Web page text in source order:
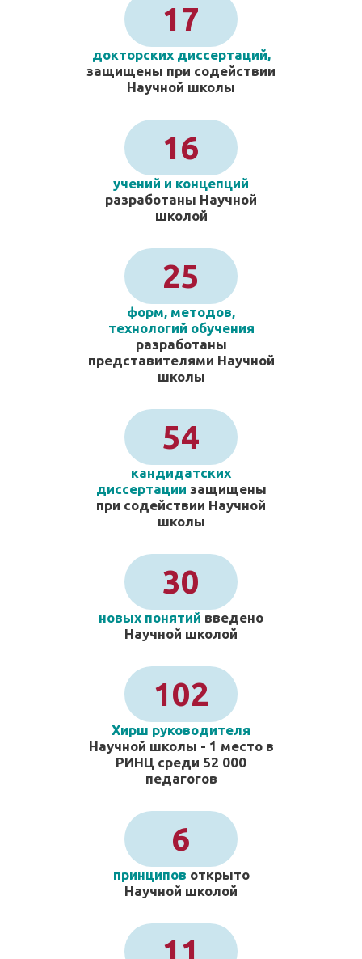
17
докторских диссертаций,
защищены при содействии
Научной школы
16
учений и концепций
разработаны Научной
школой
25
форм, методов,
технологий обучения
разработаны
представителями Научной
школы
54
кандидатских
диссертации защищены
при содействии Научной
школы
30
новых понятий введено
Научной школой
102
Хирш руководителя
Научной школы - 1 место в
РИНЦ среди 52 000
педагогов
6
принципов открыто
Научной школой
11